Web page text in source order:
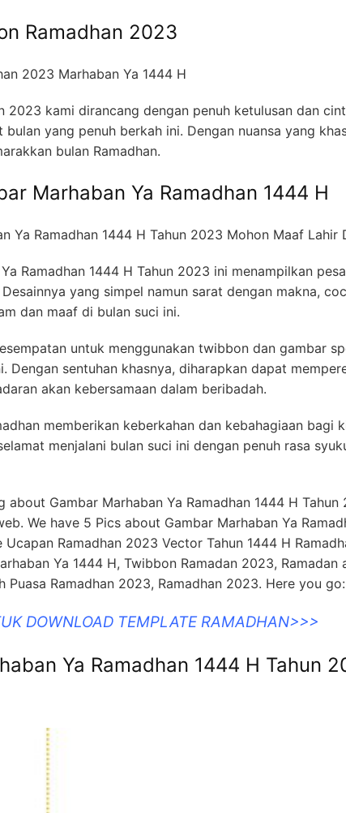
Ramadhan 2023
2023 kami dirancang dengan penuh ketulusan dan
bulan yang penuh berkah ini. Dengan nuansa yang
bulan Ramadhan.
Marhaban Ya Ramadhan 1444 H
Ramadhan 1444 H Tahun 2023 ini menampilkan
yang simpel namun sarat dengan makna,
dan maaf di bulan suci ini.
untuk menggunakan twibbon dan gambar
Dengan sentuhan khasnya, diharapkan dapat
akan kebersamaan dalam beribadah.
memberikan keberkahan dan kebahagiaan bagi
menjalani bulan suci ini dengan penuh rasa
about Gambar Marhaban Ya Ramadhan 1444 H
We have 5 Pics about Gambar Marhaban Ya
Ucapan Ramadhan 2023 Vector Tahun 1444 H
Ya 1444 H, Twibbon Ramadan 2023,
Puasa Ramadhan 2023, Ramadhan 2023. Here you go:
DOWNLOAD TEMPLATE RAMADHAN>>>
Ya Ramadhan 1444 H Tahun